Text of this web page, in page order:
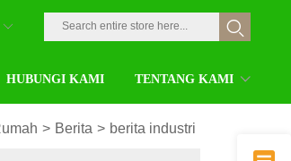
HUBUNGI KAMI TENTANG KAMI
> Berita > berita industri